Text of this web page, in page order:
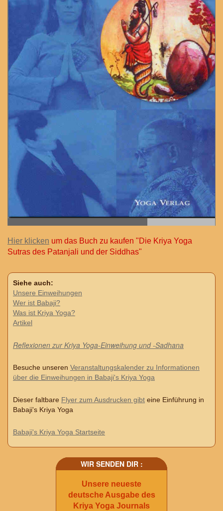
Hier klicken um das Buch zu kaufen "Die Kriya Yoga
Sutras des Patanjali und der Siddhas"
Siehe auch:
Unsere Einweihungen
Wer ist Babaji?
Was ist Kriya Yoga?
Artikel
Reflexionen zur Kriya Yoga-Einweihung und -Sadhana
Besuche unseren Veranstaltungskalender zu Informationen
über die Einweihungen in Babaji's Kriya Yoga
Dieser faltbare Flyer zum Ausdrucken gibt eine Einführung in
Babaji's Kriya Yoga
Babaji's Kriya Yoga Startseite
WIR SENDEN DIR :
Unsere neueste
deutsche Ausgabe des
Kriya Yoga Journals